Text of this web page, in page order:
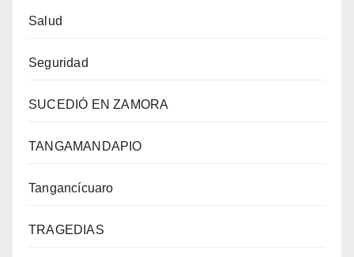
Salud
Seguridad
SUCEDIÓ EN ZAMORA
TANGAMANDAPIO
Tangancícuaro
TRAGEDIAS